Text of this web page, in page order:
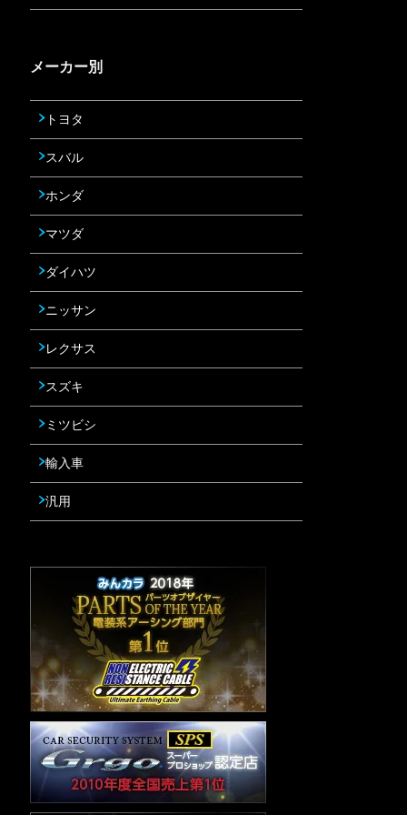
メーカー別
トヨタ
スバル
ホンダ
マツダ
ダイハツ
ニッサン
レクサス
スズキ
ミツビシ
輸入車
汎用